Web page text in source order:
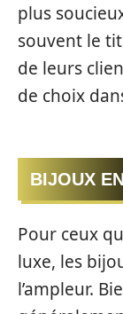
plus
souvent le
de leurs
de choix
BIJOUX
Pour ceux
luxe, les
l’ampleur.